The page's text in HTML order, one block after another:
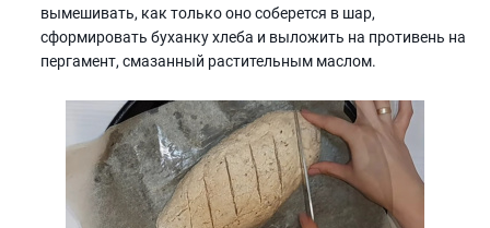
вымешивать, как только оно соберется в шар,
сформировать буханку хлеба и выложить на противень на
пергамент, смазанный растительным маслом.